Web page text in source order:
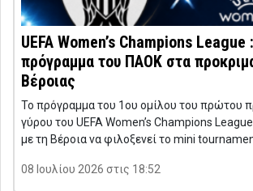
UEFA Women’s Champions League
πρόγραμμα του ΠΑΟΚ στα
Βέροιας
Το πρόγραμμα του 1ου ομίλου του πρώτου
γύρου του UEFA Women’s Champions
με τη Βέροια να φιλοξενεί το mini
08 Ιουλίου 2026 στις 18:52